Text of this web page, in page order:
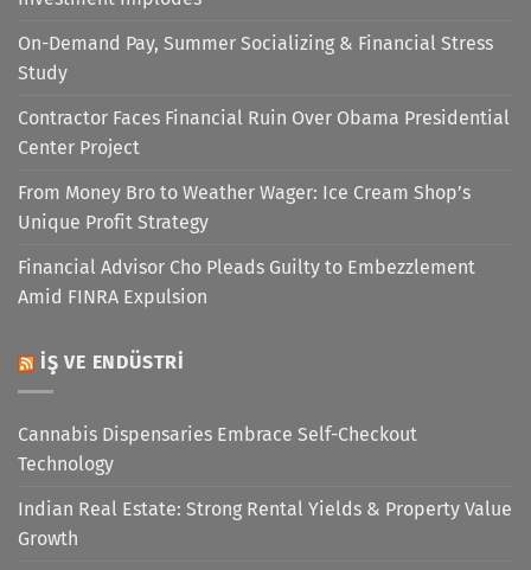
On-Demand Pay, Summer Socializing & Financial Stress
Study
Contractor Faces Financial Ruin Over Obama Presidential
Center Project
From Money Bro to Weather Wager: Ice Cream Shop’s
Unique Profit Strategy
Financial Advisor Cho Pleads Guilty to Embezzlement
Amid FINRA Expulsion
İŞ VE ENDÜSTRI
Cannabis Dispensaries Embrace Self-Checkout
Technology
Indian Real Estate: Strong Rental Yields & Property Value
Growth